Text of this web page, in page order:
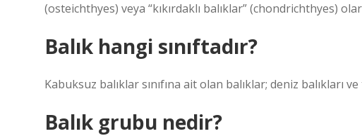
(osteichthyes) veya “kıkırdaklı balıklar” (chondrichthyes)
Balık hangi sınıftadır?
Kabuksuz balıklar sınıfına ait olan balıklar; deniz balıkları
Balık grubu nedir?